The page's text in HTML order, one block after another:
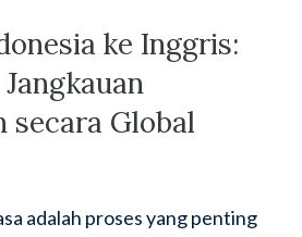
ke Inggris:
secara Global
adalah proses yang penting